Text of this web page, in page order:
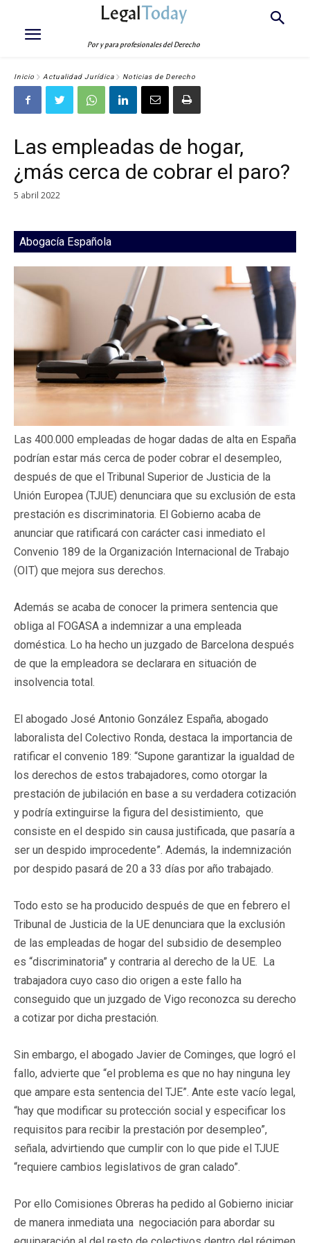
LegalToday
Por y para profesionales del Derecho
Inicio Actualidad Jurídica Noticias de Derecho
Las empleadas de hogar,
¿más cerca de cobrar el paro?
5 abril 2022
Abogacía Española
Las 400.000 empleadas de hogar dadas de alta en España
podrían estar más cerca de poder cobrar el desempleo,
después de que el Tribunal Superior de Justicia de la
Unión Europea (TJUE) denunciara que su exclusión de esta
prestación es discriminatoria. El Gobierno acaba de
anunciar que ratificará con carácter casi inmediato el
Convenio 189 de la Organización Internacional de Trabajo
(OIT) que mejora sus derechos.
Además se acaba de conocer la primera sentencia que
obliga al FOGASA a indemnizar a una empleada
doméstica. Lo ha hecho un juzgado de Barcelona después
de que la empleadora se declarara en situación de
insolvencia total.
El abogado José Antonio González España, abogado
laboralista del Colectivo Ronda, destaca la importancia de
ratificar el convenio 189: “Supone garantizar la igualdad de
los derechos de estos trabajadores, como otorgar la
prestación de jubilación en base a su verdadera cotización
y podría extinguirse la figura del desistimiento, que
consiste en el despido sin causa justificada, que pasaría a
ser un despido improcedente”. Además, la indemnización
por despido pasará de 20 a 33 días por año trabajado.
Todo esto se ha producido después de que en febrero el
Tribunal de Justicia de la UE denunciara que la exclusión
de las empleadas de hogar del subsidio de desempleo
es “discriminatoria” y contraria al derecho de la UE. La
trabajadora cuyo caso dio origen a este fallo ha
conseguido que un juzgado de Vigo reconozca su derecho
a cotizar por dicha prestación.
Sin embargo, el abogado Javier de Cominges, que logró el
fallo, advierte que “el problema es que no hay ninguna ley
que ampare esta sentencia del TJE”. Ante este vacío legal,
“hay que modificar su protección social y especificar los
requisitos para recibir la prestación por desempleo”,
señala, advirtiendo que cumplir con lo que pide el TJUE
“requiere cambios legislativos de gran calado”.
Por ello Comisiones Obreras ha pedido al Gobierno iniciar
de manera inmediata una negociación para abordar su